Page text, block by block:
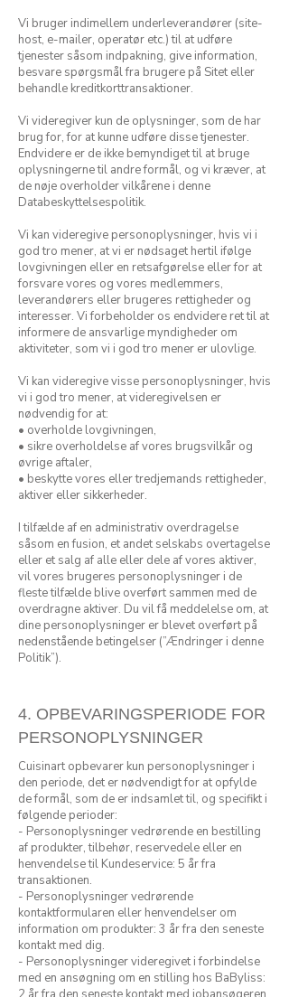
Vi bruger indimellem underleverandører (site-
host, e-mailer, operatør etc.) til at udføre
tjenester såsom indpakning, give information,
besvare spørgsmål fra brugere på Sitet eller
behandle kreditkorttransaktioner.
Vi videregiver kun de oplysninger, som de har
brug for, for at kunne udføre disse tjenester.
Endvidere er de ikke bemyndiget til at bruge
oplysningerne til andre formål, og vi kræver, at
de nøje overholder vilkårene i denne
Databeskyttelsespolitik.
Vi kan videregive personoplysninger, hvis vi i
god tro mener, at vi er nødsaget hertil ifølge
lovgivningen eller en retsafgørelse eller for at
forsvare vores og vores medlemmers,
leverandørers eller brugeres rettigheder og
interesser. Vi forbeholder os endvidere ret til at
informere de ansvarlige myndigheder om
aktiviteter, som vi i god tro mener er ulovlige.
Vi kan videregive visse personoplysninger, hvis
vi i god tro mener, at videregivelsen er
nødvendig for at:
• overholde lovgivningen,
• sikre overholdelse af vores brugsvilkår og
øvrige aftaler,
• beskytte vores eller tredjemands rettigheder,
aktiver eller sikkerheder.
I tilfælde af en administrativ overdragelse
såsom en fusion, et andet selskabs overtagelse
eller et salg af alle eller dele af vores aktiver,
vil vores brugeres personoplysninger i de
fleste tilfælde blive overført sammen med de
overdragne aktiver. Du vil få meddelelse om, at
dine personoplysninger er blevet overført på
nedenstående betingelser (”Ændringer i denne
Politik”).
4. OPBEVARINGSPERIODE FOR
PERSONOPLYSNINGER
Cuisinart opbevarer kun personoplysninger i
den periode, det er nødvendigt for at opfylde
de formål, som de er indsamlet til, og specifikt i
følgende perioder:
- Personoplysninger vedrørende en bestilling
af produkter, tilbehør, reservedele eller en
henvendelse til Kundeservice: 5 år fra
transaktionen.
- Personoplysninger vedrørende
kontaktformularen eller henvendelser om
information om produkter: 3 år fra den seneste
kontakt med dig.
- Personoplysninger videregivet i forbindelse
med en ansøgning om en stilling hos BaByliss: